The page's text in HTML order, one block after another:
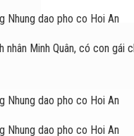
Minh Quân, có con gái